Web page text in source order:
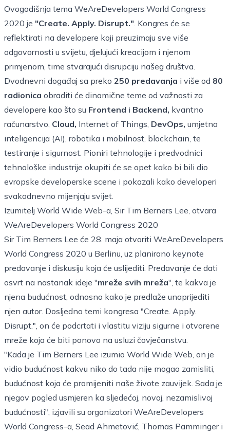
Ovogodišnja tema WeAreDevelopers World Congress
2020 je "Create. Apply. Disrupt.". Kongres će se
reflektirati na developere koji preuzimaju sve više
odgovornosti u svijetu, djelujući kreacijom i njenom
primjenom, time stvarajući disrupciju našeg društva.
Dvodnevni događaj sa preko 250 predavanja i više od 80
radionica obraditi će dinamične teme od važnosti za
developere kao što su Frontend i Backend, kvantno
računarstvo, Cloud, Internet of Things, DevOps, umjetna
inteligencija (AI), robotika i mobilnost, blockchain, te
testiranje i sigurnost. Pioniri tehnologije i predvodnici
tehnološke industrije okupiti će se opet kako bi bili dio
evropske developerske scene i pokazali kako developeri
svakodnevno mijenjaju svijet.
Izumitelj World Wide Web-a, Sir Tim Berners Lee, otvara
WeAreDevelopers World Congress 2020
Sir Tim Berners Lee će 28. maja otvoriti WeAreDevelopers
World Congress 2020 u Berlinu, uz planirano keynote
predavanje i diskusiju koja će uslijediti. Predavanje će dati
osvrt na nastanak ideje "mreže svih mreža", te kakva je
njena budućnost, odnosno kako je predlaže unaprijediti
njen autor. Dosljedno temi kongresa "Create. Apply.
Disrupt.", on će podcrtati i vlastitu viziju sigurne i otvorene
mreže koja će biti ponovo na usluzi čovječanstvu.
"Kada je Tim Berners Lee izumio World Wide Web, on je
vidio budućnost kakvu niko do tada nije mogao zamisliti,
budućnost koja će promijeniti naše živote zauvijek. Sada je
njegov pogled usmjeren ka sljedećoj, novoj, nezamislivoj
budućnosti", izjavili su organizatori WeAreDevelopers
World Congress-a, Sead Ahmetović, Thomas Pamminger i